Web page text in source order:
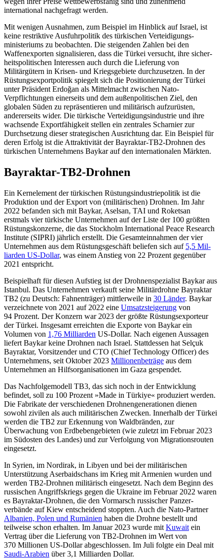
international nachgefragt werden.
Mit wenigen Ausnahmen, zum Beispiel im Hinblick auf Israel, ist
keine restriktive Ausfuhrpolitik des türkischen Verteidigungs­
ministeriums zu beobachten. Die steigenden Zahlen bei den
Waffenexporten signa­lisieren, dass die Türkei versucht, ihre sicher­
heitspolitischen Interessen auch durch die Lieferung von
Militärgütern in Krisen- und Kriegsgebiete durchzusetzen. In der
Rüstungsexportpolitik spiegelt sich die Positionierung der Türkei
unter Präsident Erdoğan als Mittelmacht zwischen Nato-
Verpflichtun­gen einerseits und dem außen­politischen Ziel, den
globalen Süden zu repräsentieren und militärisch aufzurüsten,
andererseits wider. Die türkische Verteidigungsindustrie und ihre
wachsende Export­fähigkeit stellen ein zentrales Scharnier zur
Durch­setzung dieser strategischen Aus­rich­tung dar. Ein Beispiel für
deren Erfolg ist die Attraktivität der Bayraktar-TB2-Drohnen des
türkischen Unternehmens Baykar auf den internationalen Märkten.
Bayraktar-TB2-Drohnen
Ein Kernelement der türkischen Rüstungsindustriepolitik ist die
Produktion und der Export von (militärischen) Drohnen. Im Jahr
2022 befanden sich mit Baykar, Asel­san, TAI und Roketsan
erstmals vier tür­kische Unternehmen auf der Liste der 100 größ­ten
Rüstungskonzerne, die das Stock­holm International Peace Research
Institute (SIPRI) jährlich erstellt. Die Gesamteinnahmen der vier
Unternehmen aus dem Rüs­tungsgeschäft beliefen sich auf 5,5 Mil­
liarden US-Dollar, was einem Anstieg von 22 Prozent gegenüber
2021 entspricht.
Beispielhaft für diesen Aufstieg ist der Drohnenspezialist Baykar aus
Istanbul. Das Unternehmen verkauft seine Militär­drohne Bayraktar
TB2 (zu Deutsch: Fahnen­träger) mittlerweile in 30 Länder. Baykar
verzeichnete von 2021 auf 2022 eine Umsatzsteigerung von
94 Prozent. Der Konzern war 2023 der größte Rüstungsexporteur
der Türkei. Insgesamt erreichten die Exporte von Bay­kar ein
Volumen von 1,76 Milliarden US-Dollar. Nach eigenen Aussagen
liefert Baykar keine Drohnen nach Israel. Stattdessen hat Selçuk
Bayraktar, Vorsitzender und CTO (Chief Technology Officer) des
Unternehmens, seit Oktober 2023 Millionenbeträge aus dem
Unternehmen an Hilfsorganisa­tionen im Gaza gespendet.
Das Nachfolgemodell TB3, das sich noch in der Entwicklung
befindet, soll zu 100 Pro­zent »Made in Türkiye« produziert werden.
Die Fabrikate der verschiedenen Drohnengenerationen dienen
sowohl zivilen als auch militärischen Zwecken. Innerhalb der Tür­kei
werden die TB2 zur Erkennung von Waldbränden, zur
Überwachung von Erd­bebengebieten (wie zuletzt im Februar 2023
im Südosten des Landes) und zur Verfolgung von Migrationsrouten
eingesetzt.
In Syrien, im Nordirak, in Libyen und bei der militärischen
Unterstützung Aserbai­dschans im Krieg mit Armenien wurden und
werden TB2-Drohnen militärisch ein­gesetzt. Nach dem Beginn des
russischen Angriffskriegs gegen die Ukraine im Februar 2022 waren
es Bay­raktar-Drohnen, die den Vormarsch russi­scher Panzer­
verbände auf Kiew entscheidend stoppten. Auch die Nato-Partner
Albanien, Polen und Rumänien haben die Drohne bestellt und
teilweise schon erhalten. Im Januar 2023 wurde mit Kuwait ein
Vertrag über die Lieferung von TB2-Drohnen im Wert von
370 Millionen US-Dollar abgeschlossen. Im Juli folgte ein Deal mit
Saudi-Arabien über 3,1 Milliarden Dollar.